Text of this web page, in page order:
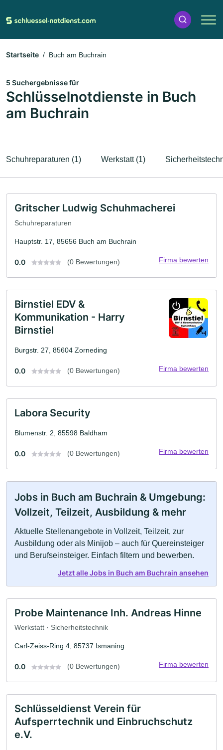
Startseite Buch am Buchrain
5 Suchergebnisse für
Schlüsselnotdienste in Buch
am Buchrain
Schuhreparaturen (1) Werkstatt (1)
Gritscher Ludwig Schuhmacherei
Schuhreparaturen
Hauptstr. 17, 85656 Buch am Buchrain
0.0 (0 Bewertungen) Firma bewerten
Birnstiel EDV &
Kommunikation - Harry
Birnstiel
Burgstr. 27, 85604 Zorneding
0.0 (0 Bewertungen) Firma bewerten
Labora Security
Blumenstr. 2, 85598 Baldham
0.0 (0 Bewertungen) Firma bewerten
Jobs in Buch am Buchrain & Umgebung:
Vollzeit, Teilzeit, Ausbildung & mehr
Aktuelle Stellenangebote in Vollzeit, Teilzeit, zur
Ausbildung oder als Minijob – auch für Quereinsteiger
und Berufseinsteiger. Einfach filtern und bewerben.
Jetzt alle Jobs in Buch am Buchrain ansehen
Probe Maintenance Inh. Andreas Hinne
Werkstatt · Sicherheitstechnik
Carl-Zeiss-Ring 4, 85737 Ismaning
0.0 (0 Bewertungen) Firma bewerten
Schlüsseldienst Verein für
Aufsperrtechnik und Einbruchschutz
e.V.